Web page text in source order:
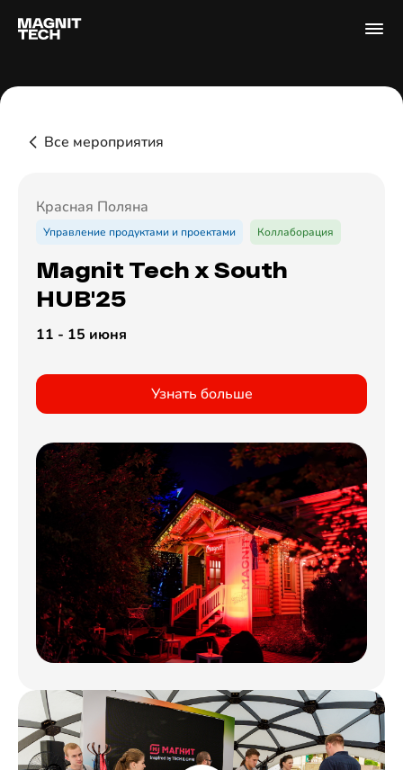
Все мероприятия
Красная Поляна
Управление продуктами и проектами Коллаборация
Magnit Tech x South
HUB'25
11 - 15 июня
Узнать больше